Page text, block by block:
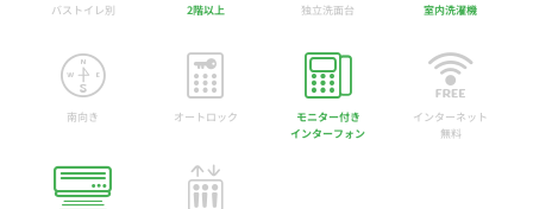
バストイレ別 2階以上 独立洗面台 室内洗濯機
南向き オートロック
モニター付き
インターフォン
インターネット
無料